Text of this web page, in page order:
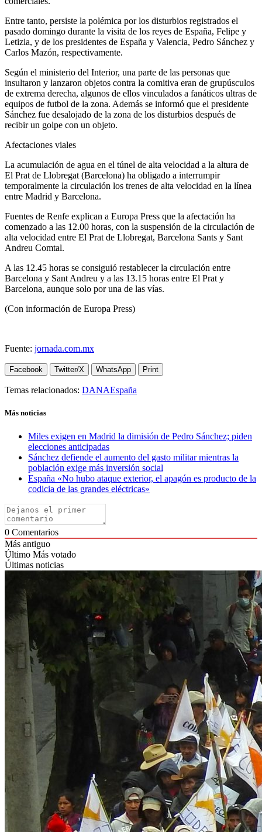
Entre tanto, persiste la polémica por los disturbios registrados el
pasado domingo durante la visita de los reyes de España, Felipe y
Letizia, y de los presidentes de España y Valencia, Pedro Sánchez y
Carlos Mazón, respectivamente.
Según el ministerio del Interior, una parte de las personas que
insultaron y lanzaron objetos contra la comitiva eran de grupúsculos
de extrema derecha, algunos de ellos vinculados a fanáticos ultras de
equipos de futbol de la zona. Además se informó que el presidente
Sánchez fue desalojado de la zona de los disturbios después de
recibir un golpe con un objeto.
Afectaciones viales
La acumulación de agua en el túnel de alta velocidad a la altura de
El Prat de Llobregat (Barcelona) ha obligado a interrumpir
temporalmente la circulación los trenes de alta velocidad en la línea
entre Madrid y Barcelona.
Fuentes de Renfe explican a Europa Press que la afectación ha
comenzado a las 12.00 horas, con la suspensión de la circulación de
alta velocidad entre El Prat de Llobregat, Barcelona Sants y Sant
Andreu Comtal.
A las 12.45 horas se consiguió restablecer la circulación entre
Barcelona y Sant Andreu y a las 13.15 horas entre El Prat y
Barcelona, aunque solo por una de las vías.
(Con información de Europa Press)
Fuente: jornada.com.mx
Facebook Twitter/X WhatsApp Print
Temas relacionados: DANAEspaña
Más noticias
Miles exigen en Madrid la dimisión de Pedro Sánchez; piden
elecciones anticipadas
Sánchez defiende el aumento del gasto militar mientras la
población exige más inversión social
España «No hubo ataque exterior, el apagón es producto de la
codicia de las grandes eléctricas»
0 Comentarios
Más antiguo
Último Más votado
Últimas noticias